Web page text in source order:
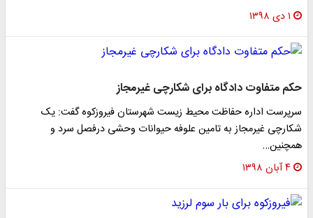
۱ دی ۱۳۹۸
حکم متفاوت دادگاه برای شکارچی غیرمجاز
سرپرست اداره حفاظت محیط زیست شهرستان فیروزکوه گفت: یک
شکارچی غیرمجاز به تامین علوفه حیوانات وحشی درفصل سرد و
همچنین…
۴ آبان ۱۳۹۸